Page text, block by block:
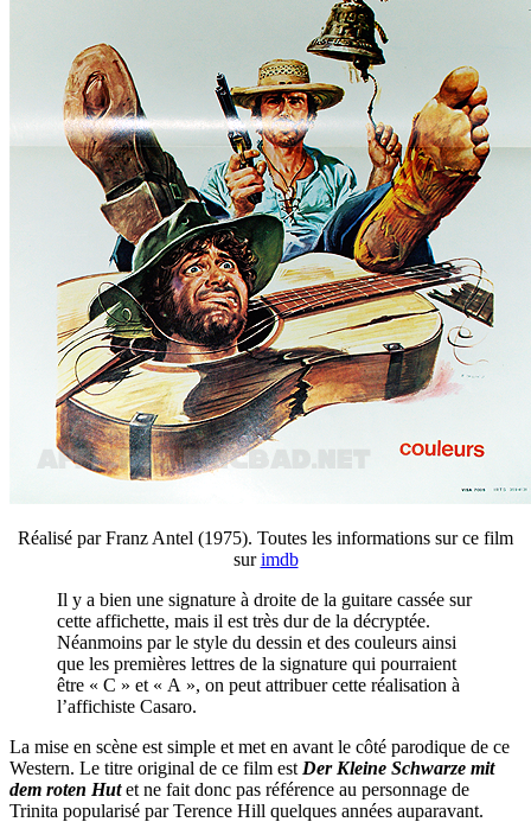
Réalisé par Franz Antel (1975). Toutes les informations sur ce film
surimdb
Il y a bien une signature à droite de la guitare cassée sur
cette affichette, mais il est très dur de la décryptée.
Néanmoins par le style du dessin et des couleurs ainsi
que les premières lettres de la signature qui pourraient
être « C » et « A », on peut attribuer cette réalisation à
l’affichiste Casaro.
La mise en scène est simple et met en avant le côté parodique de ce
Western. Le titre original de ce film est Der Kleine Schwarze mit
dem roten Hutet ne fait donc pas référence au personnage de
Trinita popularisé par Terence Hill quelques années auparavant.